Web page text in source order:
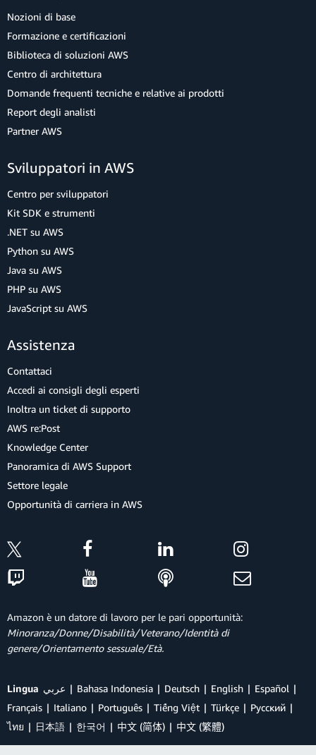
Nozioni di base
Formazione e certificazioni
Biblioteca di soluzioni AWS
Centro di architettura
Domande frequenti tecniche e relative ai prodotti
Report degli analisti
Partner AWS
Sviluppatori in AWS
Centro per sviluppatori
Kit SDK e strumenti
.NET su AWS
Python su AWS
Java su AWS
PHP su AWS
JavaScript su AWS
Assistenza
Contattaci
Accedi ai consigli degli esperti
Inoltra un ticket di supporto
AWS re:Post
Knowledge Center
Panoramica di AWS Support
Settore legale
Opportunità di carriera in AWS
Amazon è un datore di lavoro per le pari opportunità:
Minoranza/Donne/Disabilità/Veterano/Identità di
genere/Orientamento sessuale/Età.
Lingua عربي Bahasa Indonesia Deutsch English
Español
Français
Italiano Português Tiếng Việt Türkçe
Ρусский
ไทย
日本語 한국어 中文 (简体) 中文 (繁體)